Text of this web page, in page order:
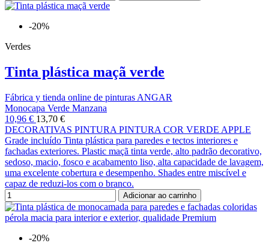
-20%
Verdes
Tinta plástica maçã verde
Fábrica y tienda online de pinturas ANGAR
Monocapa Verde Manzana
10,96 € 13,70 €
DECORATIVAS PINTURA PINTURA COR VERDE APPLE
Grade incluído Tinta plástica para paredes e tectos interiores e
fachadas exteriores. Plastic maçã tinta verde, alto padrão decorativo,
sedoso, macio, fosco e acabamento liso, alta capacidade de lavagem,
uma excelente cobertura e desempenho. Shades entre miscível e
capaz de reduzi-los com o branco.
Adicionar ao carrinho
-20%